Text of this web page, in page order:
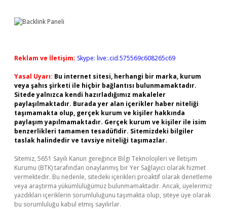
Reklam ve İletişim: Skype: live:.cid.575569c608265c69
Yasal Uyarı: Bu internet sitesi, herhangi bir marka, kurum
veya şahıs şirketi ile hiçbir bağlantısı bulunmamaktadır.
Sitede yalnızca kendi hazırladığımız makaleler
paylaşılmaktadır. Burada yer alan içerikler haber niteliği
taşımamakta olup, gerçek kurum ve kişiler hakkında
paylaşım yapılmamaktadır. Gerçek kurum ve kişiler ile isim
benzerlikleri tamamen tesadüfidir. Sitemizdeki bilgiler
taslak halindedir ve tavsiye niteliği taşımazlar.
Sitemiz, 5651 Sayılı Kanun gereğince Bilgi Teknolojileri ve İletişim
Kurumu (BTK) tarafından onaylanmış bir Yer Sağlayıcı olarak hizmet
vermektedir. Bu nedenle, sitedeki içerikleri proaktif olarak denetleme
veya araştırma yükümlülüğümüz bulunmamaktadır. Ancak, üyelerimiz
yazdıkları içeriklerin sorumluluğunu taşımakta olup, siteye üye olarak
bu sorumluluğu kabul etmiş sayılırlar.